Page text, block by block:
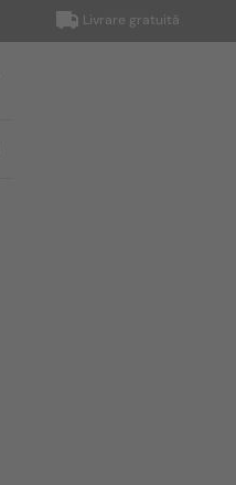
Livrare gratuită